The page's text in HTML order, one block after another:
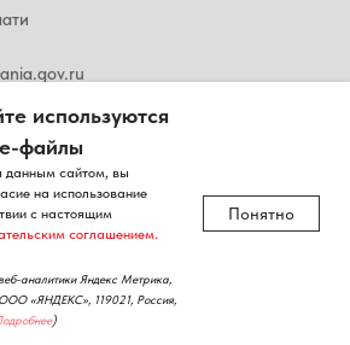
используются
файлы
данным сайтом, вы
на использование
с настоящим
соглашением.
аналитики Яндекс Метрика,
«ЯНДЕКС», 119021, Россия,
)
Понятно